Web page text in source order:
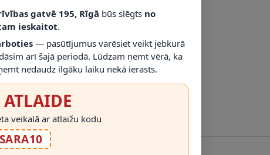
un novietojumu.
gatvē 195, Rīgā būs slēgts no
ieskaitot.
— pasūtījumus varēsiet veikt jebkurā
arī šajā periodā. Lūdzam ņemt vērā, ka
nedaudz ilgāku laiku nekā ierasts.
veikalā ar atlaižu kodu